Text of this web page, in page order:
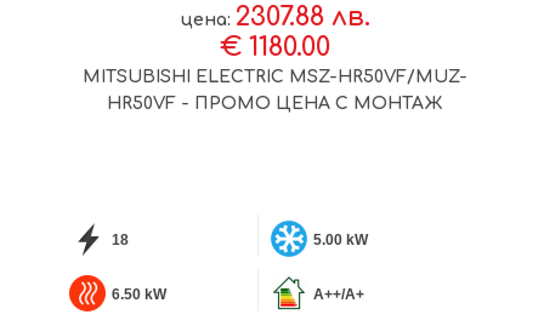
цена: 2307.88 лв.
€ 1180.00
MITSUBISHI ELECTRIC MSZ-HR50VF/MUZ-
HR50VF - ПРОМО ЦЕНА С МОНТАЖ
18 5.00 kW
6.50 kW A++/A+